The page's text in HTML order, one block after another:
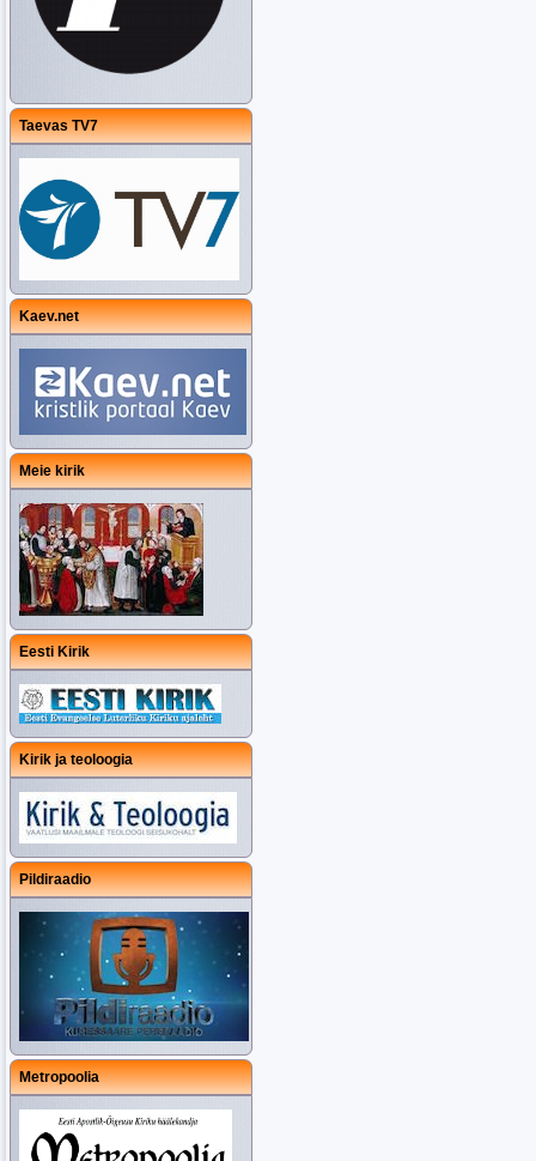
Taevas TV7
Kaev.net
Meie kirik
Eesti Kirik
Kirik ja teoloogia
Pildiraadio
Metropoolia